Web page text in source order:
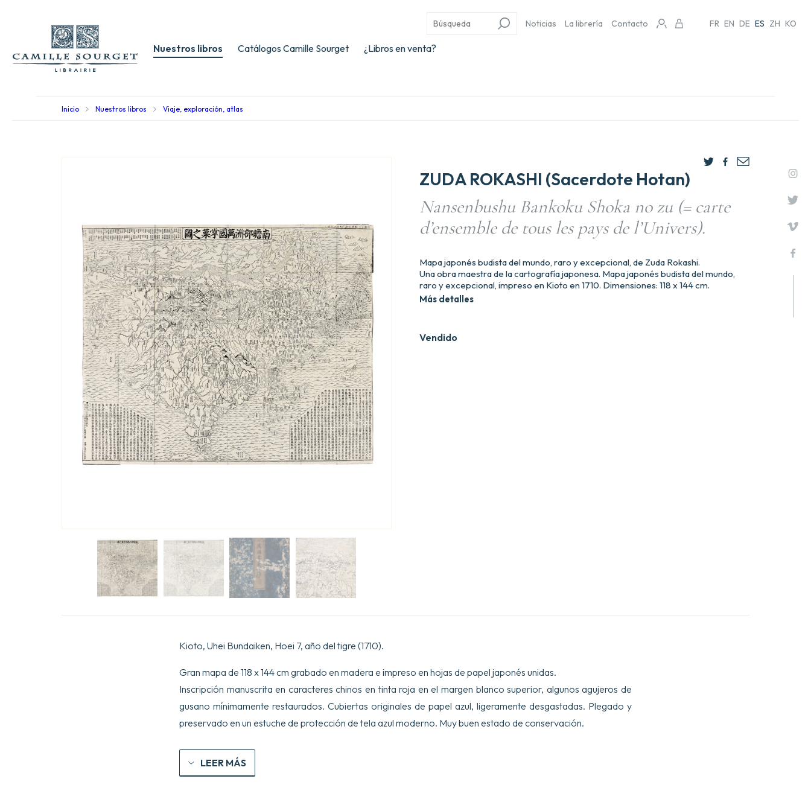
Nuestros libros Catálogos Camille Sourget ¿Libros en venta?
Noticias La librería Contacto FR EN DE ES ZH KO
Inicio Nuestros libros Viaje, exploración, atlas
ZUDA ROKASHI (Sacerdote Hotan)
Nansenbushu Bankoku Shoka no zu (= carte
d’ensemble de tous les pays de l’Univers).
Vendido
Mapa japonés budista del mundo, raro y excepcional, de Zuda Rokashi.
Una obra maestra de la cartografía japonesa. Mapa japonés budista del mundo,
raro y excepcional, impreso en Kioto en 1710. Dimensiones: 118 x 144 cm.
Más detalles
Kioto, Uhei Bundaiken, Hoei 7, año del tigre (1710).
Gran mapa de 118 x 144 cm grabado en madera e impreso en hojas de papel japonés unidas.
Inscripción manuscrita en caracteres chinos en tinta roja en el margen blanco superior, algunos agujeros de
gusano mínimamente restaurados. Cubiertas originales de papel azul, ligeramente desgastadas. Plegado y
preservado en un estuche de protección de tela azul moderno. Muy buen estado de conservación.
LEER MÁS